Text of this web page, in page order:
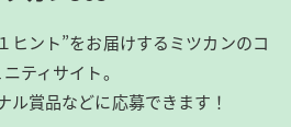
ヒント”をお届けするミツカンのコ
ティサイト。
ル賞品などに応募できます！